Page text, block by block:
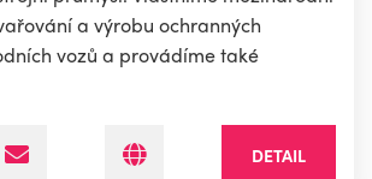
a výrobu ochranných
vozů a provádíme také
DETAIL